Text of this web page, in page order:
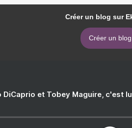
Créer un blog sur
Créer un blog
DiCaprio et Tobey Maguire, c'est